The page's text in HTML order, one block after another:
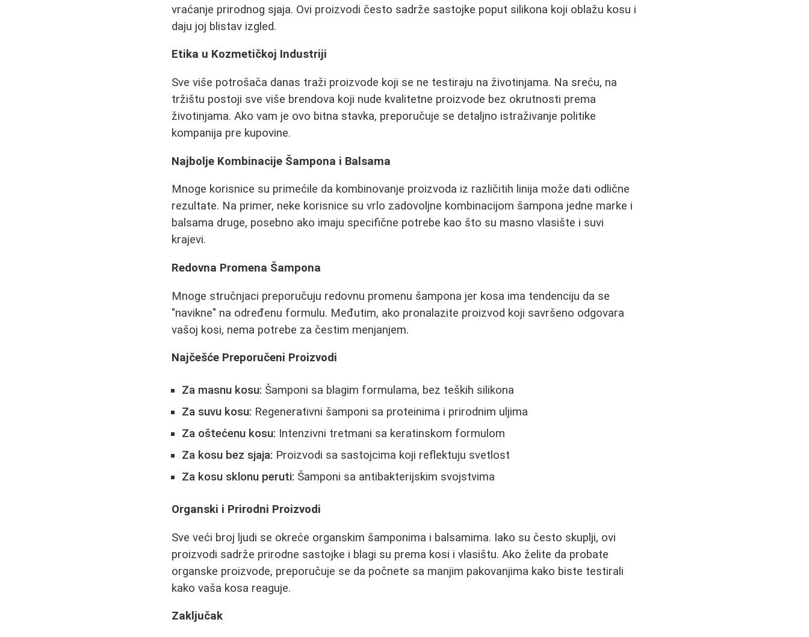
vraćanje prirodnog sjaja. Ovi proizvodi često sadrže sastojke poput silikona koji oblažu kosu i
daju joj blistav izgled.
Etika u Kozmetičkoj Industriji
Sve više potrošača danas traži proizvode koji se ne testiraju na životinjama. Na sreću, na
tržištu postoji sve više brendova koji nude kvalitetne proizvode bez okrutnosti prema
životinjama. Ako vam je ovo bitna stavka, preporučuje se detaljno istraživanje politike
kompanija pre kupovine.
Najbolje Kombinacije Šampona i Balsama
Mnoge korisnice su primećile da kombinovanje proizvoda iz različitih linija može dati odlične
rezultate. Na primer, neke korisnice su vrlo zadovoljne kombinacijom šampona jedne marke i
balsama druge, posebno ako imaju specifične potrebe kao što su masno vlasište i suvi
krajevi.
Redovna Promena Šampona
Mnoge stručnjaci preporučuju redovnu promenu šampona jer kosa ima tendenciju da se
"navikne" na određenu formulu. Međutim, ako pronalazite proizvod koji savršeno odgovara
vašoj kosi, nema potrebe za čestim menjanjem.
Najčešće Preporučeni Proizvodi
Za masnu kosu: Šamponi sa blagim formulama, bez teških silikona
Za suvu kosu: Regenerativni šamponi sa proteinima i prirodnim uljima
Za oštećenu kosu: Intenzivni tretmani sa keratinskom formulom
Za kosu bez sjaja: Proizvodi sa sastojcima koji reflektuju svetlost
Za kosu sklonu peruti: Šamponi sa antibakterijskim svojstvima
Organski i Prirodni Proizvodi
Sve veći broj ljudi se okreće organskim šamponima i balsamima. Iako su često skuplji, ovi
proizvodi sadrže prirodne sastojke i blagi su prema kosi i vlasištu. Ako želite da probate
organske proizvode, preporučuje se da počnete sa manjim pakovanjima kako biste testirali
kako vaša kosa reaguje.
Zaključak